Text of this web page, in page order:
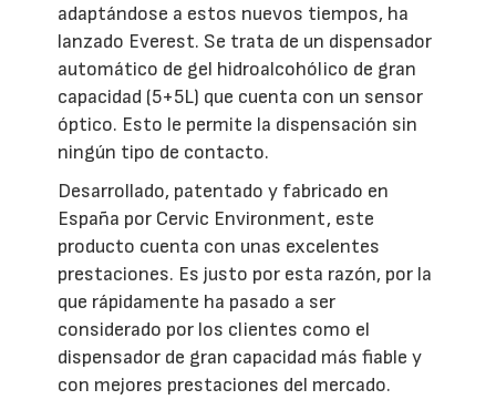
adaptándose a estos nuevos tiempos, ha
lanzado Everest. Se trata de un dispensador
automático de gel hidroalcohólico de gran
capacidad (5+5L) que cuenta con un sensor
óptico. Esto le permite la dispensación sin
ningún tipo de contacto.
Desarrollado, patentado y fabricado en
España por Cervic Environment, este
producto cuenta con unas excelentes
prestaciones. Es justo por esta razón, por la
que rápidamente ha pasado a ser
considerado por los clientes como el
dispensador de gran capacidad más fiable y
con mejores prestaciones del mercado.